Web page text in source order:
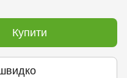
Купити